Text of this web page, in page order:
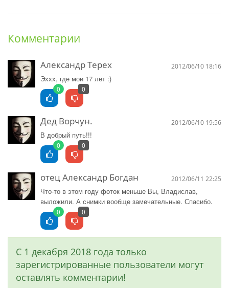
Комментарии
Александр Терех 2012/06/10 18:16
Эххх, где мои 17 лет :)
0 0
Дед Ворчун. 2012/06/10 19:56
В добрый путь!!!
0 0
отец Александр Богдан 2012/06/11 22:25
Что-то в этом году фоток меньше Вы, Владислав,
выложили. А снимки вообще замечательные. Спасибо.
0 0
С 1 декабря 2018 года только
зарегистрированные пользователи могут
оставлять комментарии!